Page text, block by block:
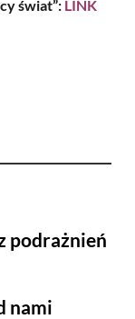
świat”: LINK
podrażnień
nami